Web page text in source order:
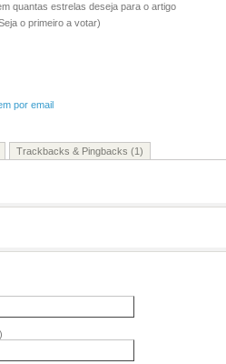
quantas estrelas deseja para o artigo
o primeiro a votar)
por email
Trackbacks & Pingbacks (1)